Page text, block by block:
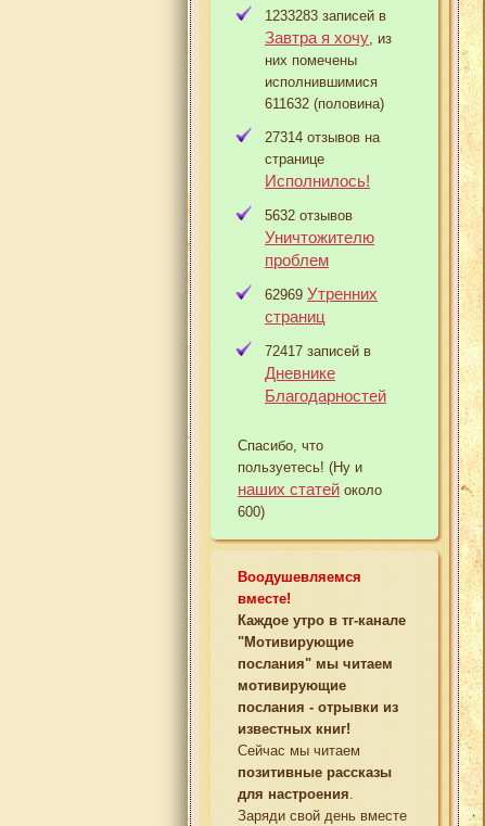
1233283 записей в
Завтра я хочу , из
них помечены
исполнившимися
611632 (половина)
27314 отзывов на
странице
Исполнилось!
5632 отзывов
Уничтожителю
проблем
62969 Утренних
страниц
72417 записей в
Дневнике
Благодарностей
Спасибо, что
пользуетесь! (Ну и
наших статей около
600)
Воодушевляемся
вместе!
Каждое утро в тг-канале
"Мотивирующие
послания" мы читаем
мотивирующие
послания - отрывки из
известных книг!
Сейчас мы читаем
позитивные рассказы
для настроения
Заряди свой день вместе